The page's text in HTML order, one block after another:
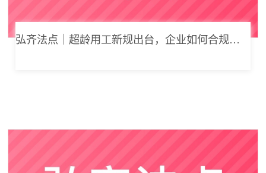
弘齐法点｜超龄用工新规出台，企业如何合规用工